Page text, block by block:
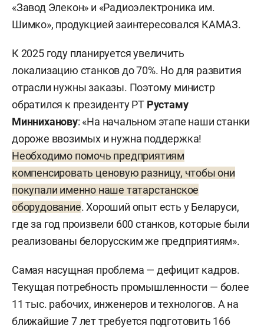
«Завод Элекон» и «Радиоэлектроника им.
Шимко», продукцией заинтересовался КАМАЗ.
К 2025 году планируется увеличить
локализацию станков до 70%. Но для развития
отрасли нужны заказы. Поэтому министр
обратился к президенту РТ Рустаму
Минниханову: «На начальном этапе наши станки
дороже ввозимых и нужна поддержка!
Необходимо помочь предприятиям
компенсировать ценовую разницу, чтобы они
покупали именно наше татарстанское
оборудование. Хороший опыт есть у Беларуси,
где за год произвели 600 станков, которые были
реализованы белорусским же предприятиям».
Самая насущная проблема — дефицит кадров.
Текущая потребность промышленности — более
11 тыс. рабочих, инженеров и технологов. А на
ближайшие 7 лет требуется подготовить 166